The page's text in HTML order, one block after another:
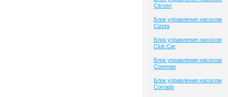
Citroen
Блок управления насосом
Cizeta
Блок управления насосом
Club Сar
Блок управления насосом
Comman
Блок управления насосом
Corrado